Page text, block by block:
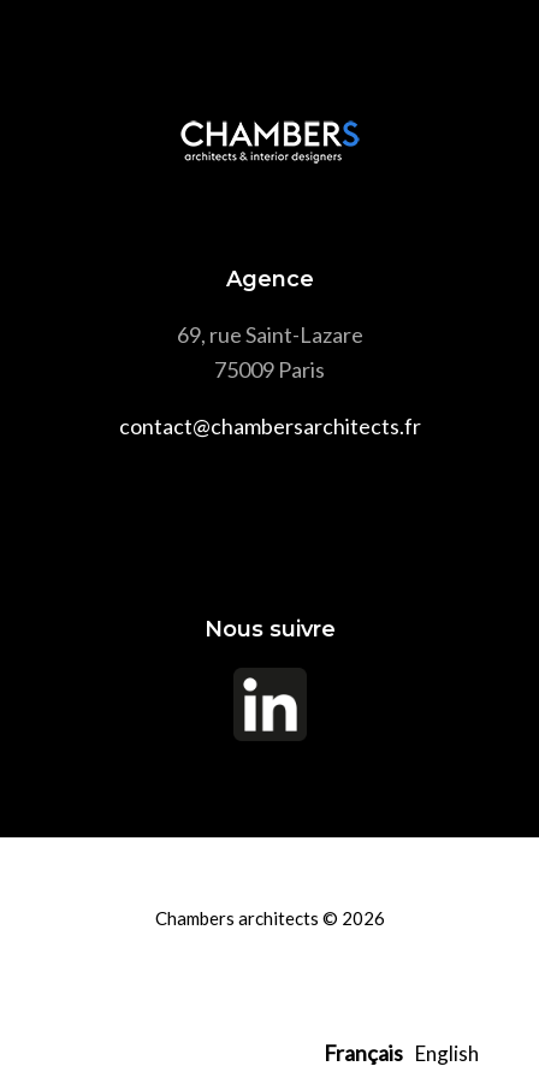
Agence
69, rue Saint-Lazare
75009 Paris
contact@chambersarchitects.fr
Nous suivre
Chambers architects © 2026
Français English